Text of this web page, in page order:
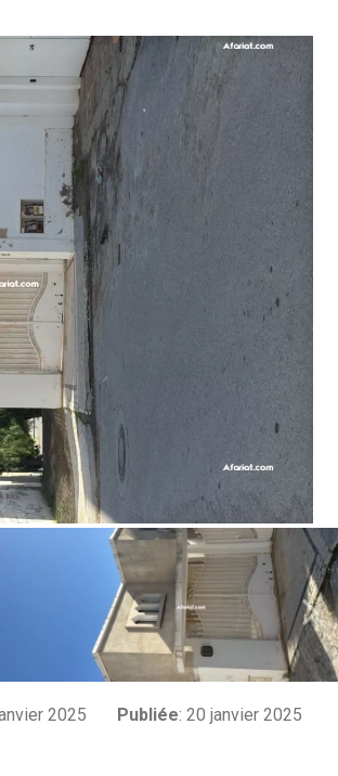
2025 Publiée: 20 janvier 2025